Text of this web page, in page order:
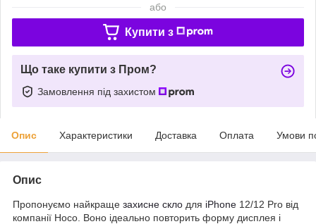
або
Купити з
Що таке купити з Пром?
Замовлення під захистом
Опис Характеристики Доставка Оплата Умови
Опис
Пропонуємо найкраще захисне скло для iPhone 12/12 Pro від
компанії Hoco. Воно ідеально повторить форму дисплея і